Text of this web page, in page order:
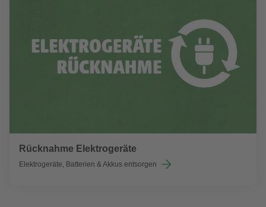
Rücknahme Elektrogeräte
Elektrogeräte, Batterien & Akkus entsorgen